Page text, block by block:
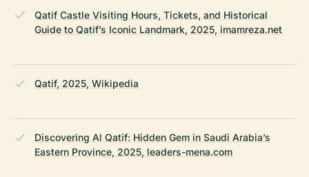
Qatif Castle Visiting Hours, Tickets, and Historical
Guide to Qatif’s Iconic Landmark, 2025, imamreza.net
Qatif, 2025, Wikipedia
Discovering Al Qatif: Hidden Gem in Saudi Arabia’s
Eastern Province, 2025, leaders-mena.com